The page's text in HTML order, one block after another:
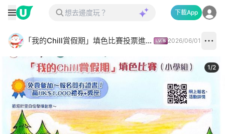
下載App
「我的Chill賞假期」填色比賽投票進行中✅ 2026/06/01
1/2